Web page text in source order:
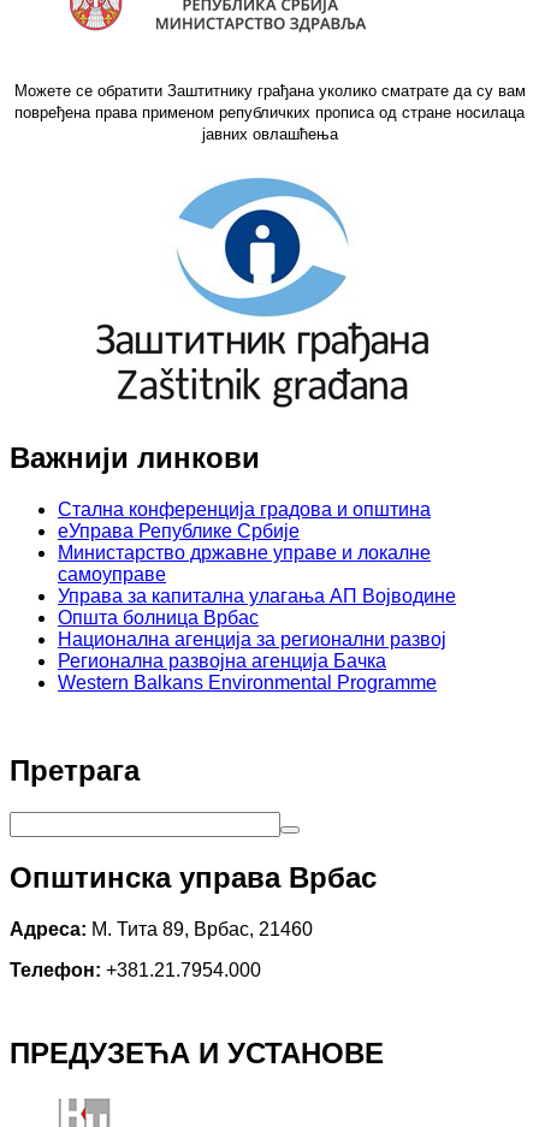
Можете се обратити Заштитнику грађана уколико сматрате да су вам
повређена права применом републичких прописа од стране носилаца
јавних овлашћења
Важнији линкови
Стална конференција градова и општина
еУправа Републике Србије
Министарство државне управе и локалне
самоуправе
Управа за капитална улагања АП Војводине
Општа болница Врбас
Национална агенција за регионални развој
Регионална развојна агенција Бачка
Western Balkans Environmental Programme
Претрага
Општинска управа Врбас
Адреса: М. Тита 89, Врбас, 21460
Телефон: +381.21.7954.000
ПРЕДУЗЕЋА И УСТАНОВЕ